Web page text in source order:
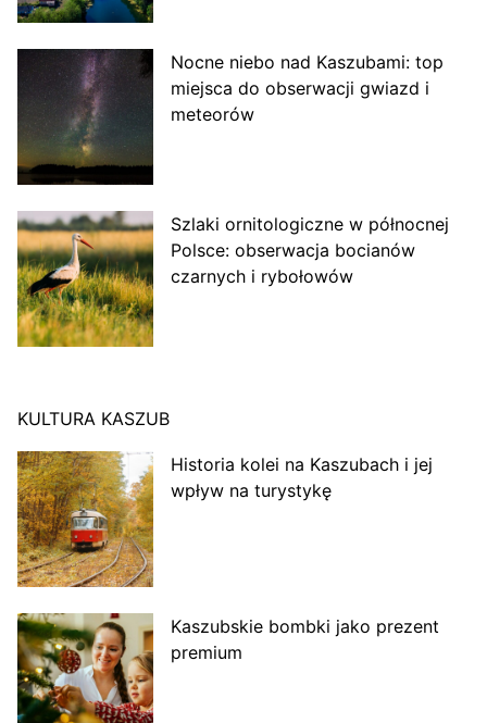
Nocne niebo nad Kaszubami: top
miejsca do obserwacji gwiazd i
meteorów
Szlaki ornitologiczne w północnej
Polsce: obserwacja bocianów
czarnych i rybołowów
KULTURA KASZUB
Historia kolei na Kaszubach i jej
wpływ na turystykę
Kaszubskie bombki jako prezent
premium